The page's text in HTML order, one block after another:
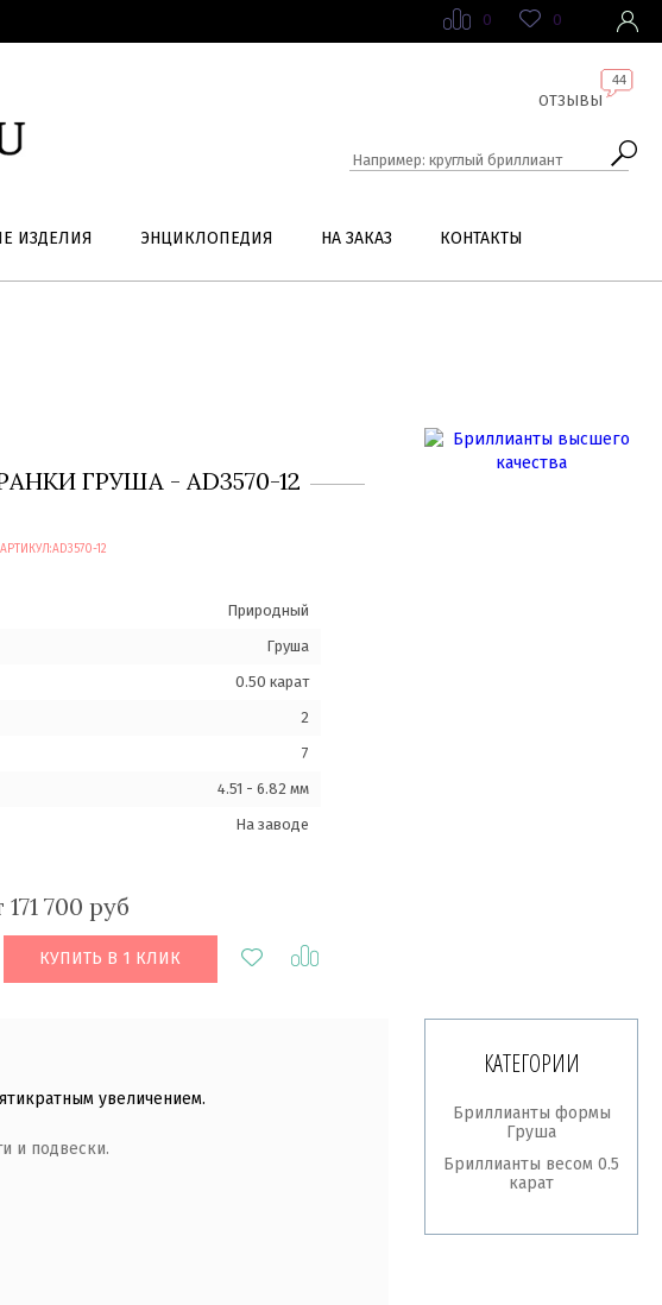
0 0
ОТЗЫВЫ
44
ИЗДЕЛИЯ ЭНЦИКЛОПЕДИЯ НА ЗАКАЗ КОНТАКТЫ
ГРУША - AD3570-12
АРТИКУЛ:AD3570-12
Природный
Груша
0.50 карат
2
7
4.51 - 6.82 мм
На заводе
171 700 руб
КУПИТЬ В 1 КЛИК
увеличением.
и подвески.
КАТЕГОРИИ
Бриллианты формы
Груша
Бриллианты весом 0.5
карат